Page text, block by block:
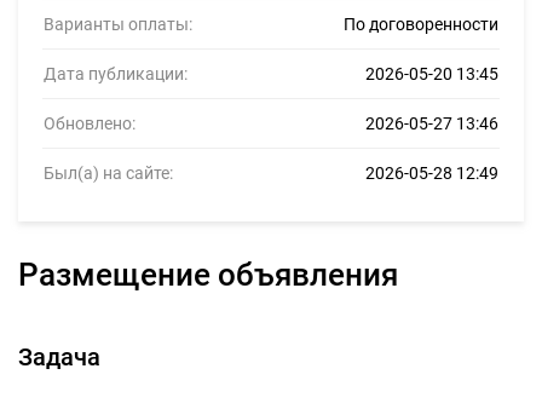
Варианты оплаты: По договоренности
Дата публикации: 2026-05-20 13:45
Обновлено: 2026-05-27 13:46
Был(а) на сайте: 2026-05-28 12:49
Размещение объявления
Задача